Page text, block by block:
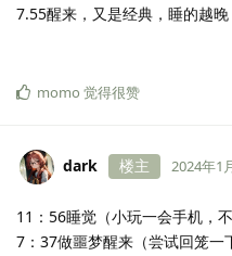
7.55醒来，又是经典，睡的越
momo 觉得很赞
dark 楼主 2024年1
11：56睡觉（小玩一会手机，
7：37做噩梦醒来（尝试回笼一